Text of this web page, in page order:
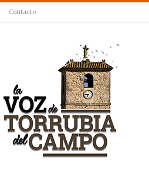
Contacto